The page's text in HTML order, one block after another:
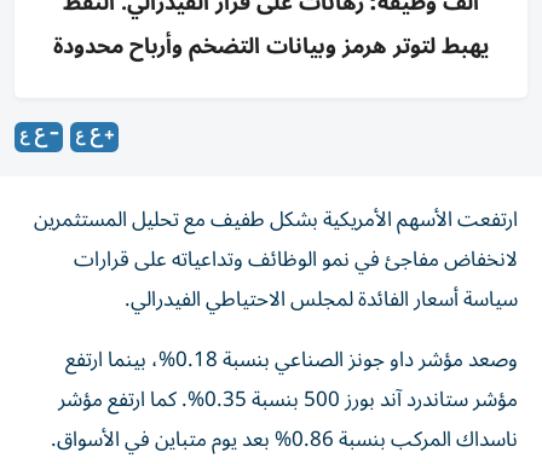
يهبط لتوتر هرمز وبيانات التضخم وأرباح محدودة
ارتفعت الأسهم الأمريكية بشكل طفيف مع تحليل المستثمرين
لانخفاض مفاجئ في نمو الوظائف وتداعياته على قرارات
سياسة أسعار الفائدة لمجلس الاحتياطي الفيدرالي.
وصعد مؤشر داو جونز الصناعي بنسبة 0.18%، بينما ارتفع
مؤشر ستاندرد آند بورز 500 بنسبة 0.35%. كما ارتفع مؤشر
ناسداك المركب بنسبة 0.86% بعد يوم متباين في الأسواق.